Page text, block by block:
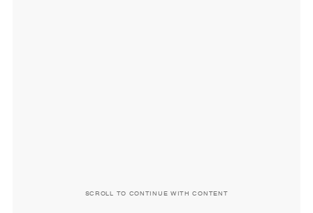
SCROLL TO CONTINUE WITH CONTENT